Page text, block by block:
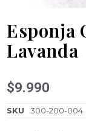
Esponja
Lavanda
$9.990
SKU 300-200-004